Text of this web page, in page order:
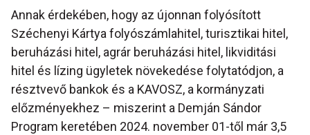
Annak érdekében, hogy az újonnan folyósított
Széchenyi Kártya folyószámlahitel, turisztikai hitel,
beruházási hitel, agrár beruházási hitel, likviditási
hitel és lízing ügyletek növekedése folytatódjon, a
résztvevő bankok és a KAVOSZ, a kormányzati
előzményekhez – miszerint a Demján Sándor
Program keretében 2024. november 01-től már 3,5